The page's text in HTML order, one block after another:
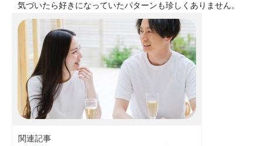
気づいたら好きになっていたパターンも珍しくありません。
関連記事